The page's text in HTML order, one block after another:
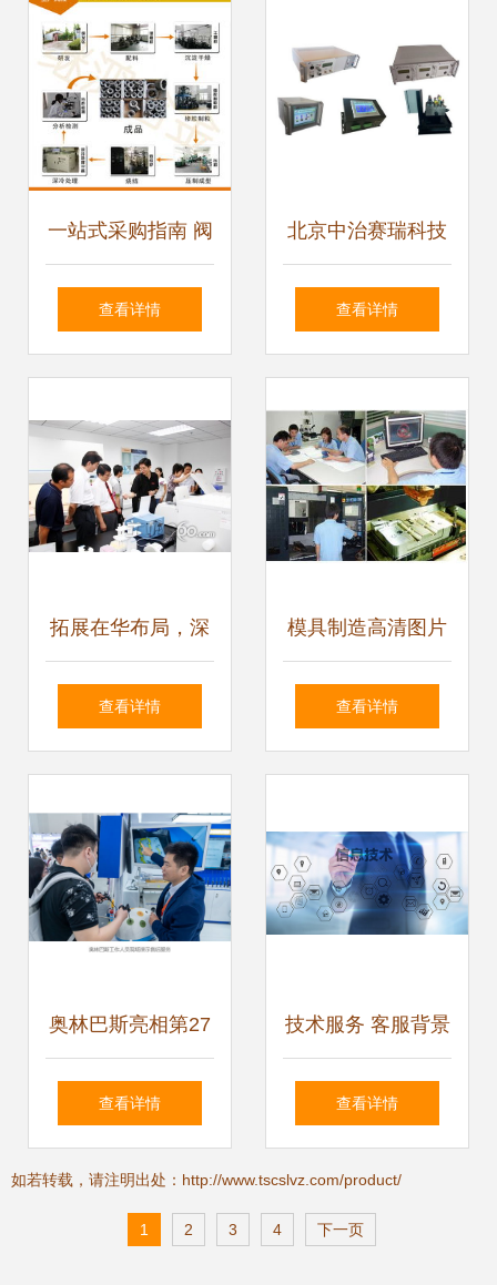
务，筑牢安全生产
防线
一站式采购指南 阀
座、内套、合金
等硬质合金关键配
件
查看详情
北京中治赛瑞科技
以精密测控与专业
动化未来
查看详情
拓展在华布局，深
耕中国市场 赛默飞
中心北京客户体验
中心正式落成
查看详情
模具制造高清图片
中山市汉信现代设
心的技术实力展现
查看详情
奥林巴斯亮相第27
届全国手术室护理
创新技术服务赋能
查看详情
技术服务 客服背景
图片素材，专业视
级
查看详情
如若转载，请注明出处：http://www.tscslvz.com/product/
1 2 3 4 下一页